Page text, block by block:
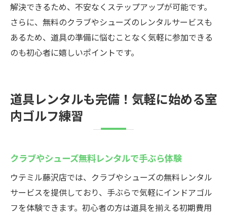
解決できるため、不安なくステップアップが可能です。
さらに、無料のクラブやシューズのレンタルサービスも
あるため、道具の準備に悩むことなく気軽に参加できる
のも初心者に嬉しいポイントです。
道具レンタルも完備！気軽に始める室
内ゴルフ練習
クラブやシューズ無料レンタルで手ぶら体験
ウテミル藤沢店では、クラブやシューズの無料レンタル
サービスを提供しており、手ぶらで気軽にインドアゴル
フを体験できます。初心者の方は道具を揃える初期費用